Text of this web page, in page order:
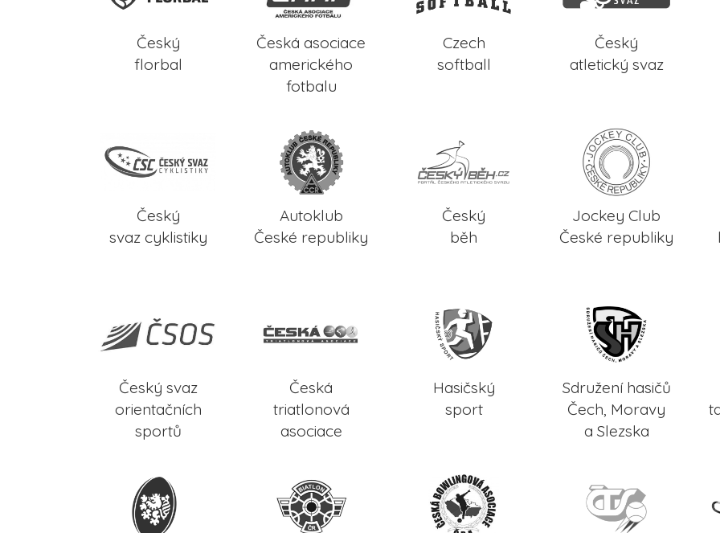
Český
florbal
Česká asociace
amerického
fotbalu
Czech
softball
Český
atletický svaz
Český
svaz cyklistiky
Autoklub
České republiky
Český
běh
Jockey Club
České republiky
Český svaz
orientačních
sportů
Česká
triatlonová
asociace
Hasičský
sport
Sdružení hasičů
Čech, Moravy
a Slezska